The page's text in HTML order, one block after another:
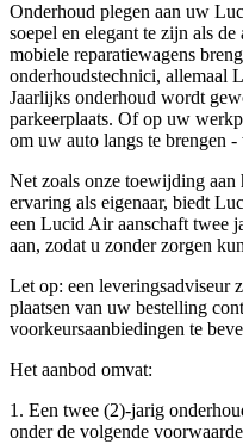
Onderhoud plegen aan uw
soepel en elegant te zijn als
mobiele reparatiewagens
onderhoudstechnici, allemaal
Jaarlijks onderhoud wordt
parkeerplaats. Of op uw
om uw auto langs te brengen -
Net zoals onze toewijding
ervaring als eigenaar, biedt
een Lucid Air aanschaft twee
aan, zodat u zonder zorgen
Let op: een leveringsadviseur
plaatsen van uw bestelling
voorkeursaanbiedingen te
Het aanbod omvat:
1. Een twee (2)-jarig
onder de volgende